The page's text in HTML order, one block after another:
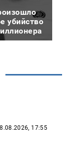
убийство
17:55